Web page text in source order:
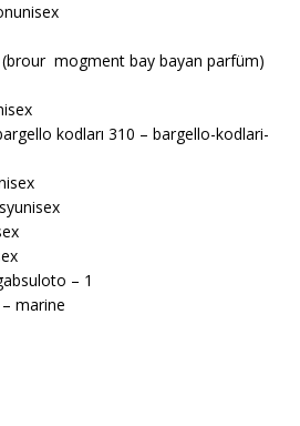
mogment bay bayan parfüm)
kodları 310 – bargello-kodlari-
– 1
marine